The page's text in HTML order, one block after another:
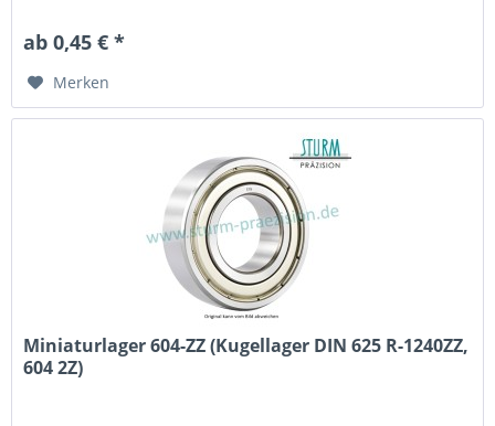
STB® Technologisch austauschbar zu MF106ZZ, MF 106
ab 0,45 € *
Merken
Miniaturlager 604-ZZ (Kugellager DIN 625 R-1240ZZ,
604 2Z)